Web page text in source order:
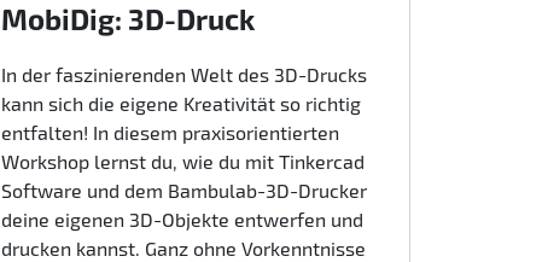
MobiDig: 3D-Druck
In der faszinierenden Welt des 3D-Drucks
kann sich die eigene Kreativität so richtig
entfalten! In diesem praxisorientierten
Workshop lernst du, wie du mit Tinkercad
Software und dem Bambulab-3D-Drucker
deine eigenen 3D-Objekte entwerfen und
drucken kannst. Ganz ohne Vorkenntnisse